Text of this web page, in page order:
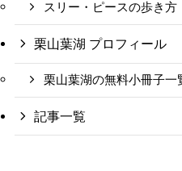
スリー・ピースの歩き方
栗山葉湖 プロフィール
栗山葉湖の無料小冊子一
記事一覧